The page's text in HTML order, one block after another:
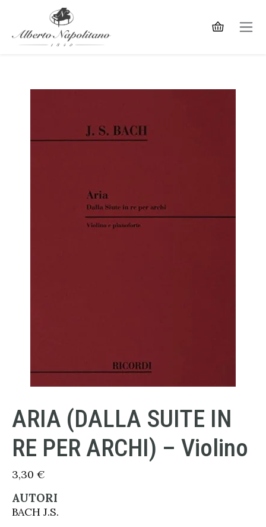
ARIA (DALLA SUITE IN
RE PER ARCHI) – Violino
3,30 €
AUTORI
BACH J.S.